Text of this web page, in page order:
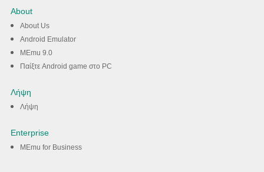
About
About Us
Android Emulator
MEmu 9.0
Παίξτε Android game στο PC
Λήψη
Λήψη
Enterprise
MEmu for Business